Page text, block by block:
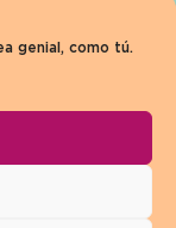
genial, como tú.